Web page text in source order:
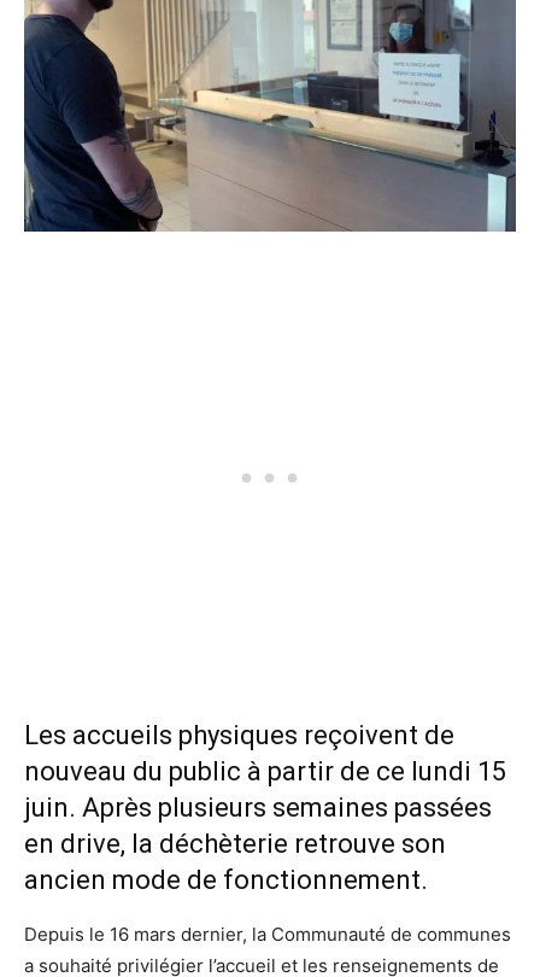
Les accueils physiques reçoivent de
nouveau du public à partir de ce lundi 15
juin. Après plusieurs semaines passées
en drive, la déchèterie retrouve son
ancien mode de fonctionnement.
Depuis le 16 mars dernier, la Communauté de communes
a souhaité privilégier l’accueil et les renseignements de